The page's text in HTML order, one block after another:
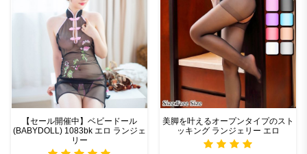
【セール開催中】ベビードール
(BABYDOLL) 1083bk エロ ランジェ
リー
美脚を叶えるオープンタイプのスト
ッキング ランジェリー エロ